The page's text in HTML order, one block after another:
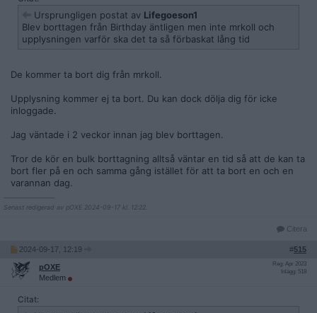
Ursprungligen postat av Lifegoeson1
Blev borttagen från Birthday äntligen men inte mrkoll och
upplysningen varför ska det ta så förbaskat lång tid
De kommer ta bort dig från mrkoll.
Upplysning kommer ej ta bort. Du kan dock dölja dig för icke
inloggade.
Jag väntade i 2 veckor innan jag blev borttagen.
Tror de kör en bulk borttagning alltså väntar en tid så att de kan ta
bort fler på en och samma gång istället för att ta bort en och en
varannan dag.
Senast redigerad av pOXE 2024-09-17 kl. 12:22.
Citera
2024-09-17, 12:19 #515
pOXE
Medlem
Reg: Apr 2023
Inlägg: 518
Citat: